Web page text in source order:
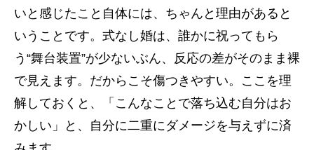
いと感じたこと自体には、ちゃんと理由があると
いうことです。式なし婚は、誰かに祝ってもら
う“舞台装置”が少ないぶん、反応の差がそのまま裸
で見えます。だからこそ傷つきやすい。ここを理
解しておくと、「こんなことで落ち込む自分はお
かしい」と、自分に二重にダメージを与えずに済